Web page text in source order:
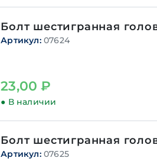
Болт шестигранная
Артикул:07624
23,00₽
● В наличии
Болт шестигранная
Артикул:07625